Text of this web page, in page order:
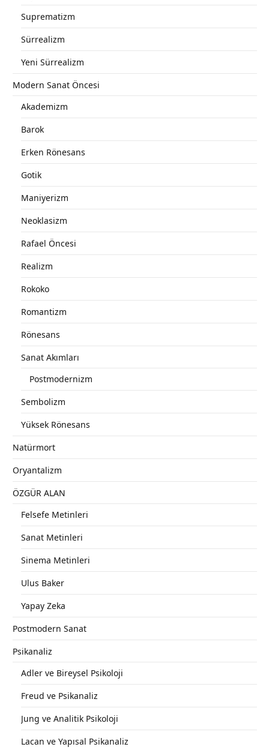
Suprematizm
Sürrealizm
Yeni Sürrealizm
Modern Sanat Öncesi
Akademizm
Barok
Erken Rönesans
Gotik
Maniyerizm
Neoklasizm
Rafael Öncesi
Realizm
Rokoko
Romantizm
Rönesans
Sanat Akımları
Postmodernizm
Sembolizm
Yüksek Rönesans
Natürmort
Oryantalizm
ÖZGÜR ALAN
Felsefe Metinleri
Sanat Metinleri
Sinema Metinleri
Ulus Baker
Yapay Zeka
Postmodern Sanat
Psikanaliz
Adler ve Bireysel Psikoloji
Freud ve Psikanaliz
Jung ve Analitik Psikoloji
Lacan ve Yapısal Psikanaliz